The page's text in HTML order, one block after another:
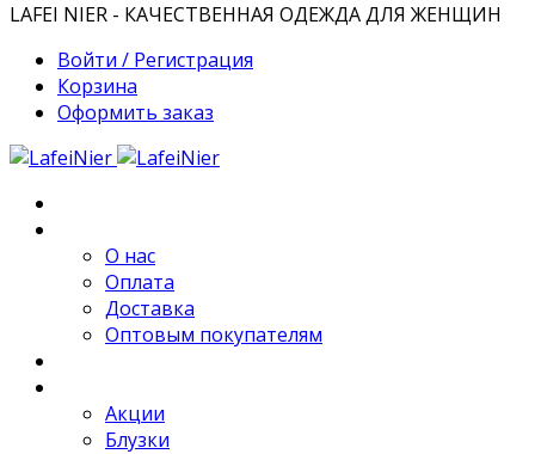
LAFEI NIER - КАЧЕСТВЕННАЯ ОДЕЖДА ДЛЯ ЖЕНЩИН
Войти / Регистрация
Корзина
Оформить заказ
О нас
Оплата
Доставка
Оптовым покупателям
Акции
Блузки